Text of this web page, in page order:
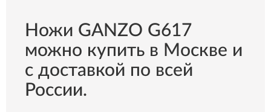
Ножи GANZO G617
можно купить в Москве и
с доставкой по всей
России.